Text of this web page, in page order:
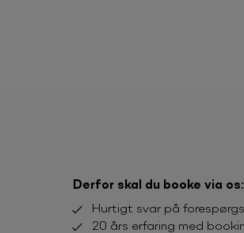
Derfor skal du booke via os:
Hurtigt svar på
20 års erfaring med